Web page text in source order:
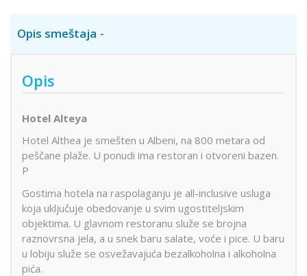
Opis smeštaja
Opis
Hotel Alteya
Hotel Althea je smešten u Albeni, na 800 metara od
peščane plaže. U ponudi ima restoran i otvoreni bazen.
P
Gostima hotela na raspolaganju je all-inclusive usluga
koja uključuje obedovanje u svim ugostiteljskim
objektima. U glavnom restoranu služe se brojna
raznovrsna jela, a u snek baru salate, voće i pice. U baru
u lobiju služe se osvežavajuća bezalkoholna i alkoholna
pića.